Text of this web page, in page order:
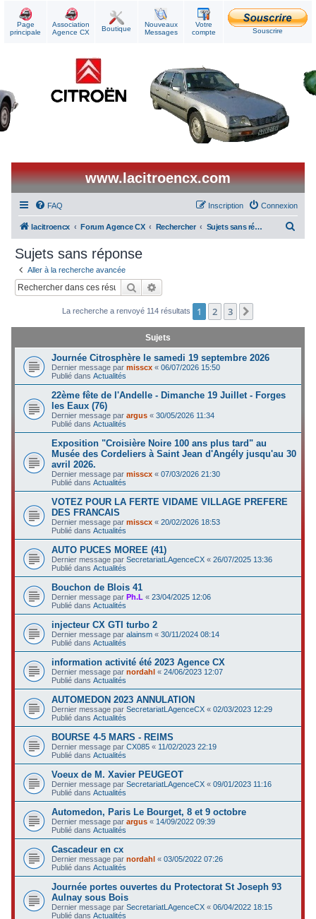
Page
principale
Association
Agence CX
Boutique
Nouveaux
Messages
Votre
compte
Souscrire
www.lacitroencx.com
FAQ Connexion
Inscription
lacitroencx Forum Agence CX Rechercher Sujets sans réponse
c
Sujets sans réponse
Aller à la recherche avancée
Rechercher
La recherche a renvoyé 114 résultats 1 2 3
Sujets
Journée Citrosphère le samedi 19 septembre 2026
Dernier message parmisscx «06/07/2026 15:50
Publié dansActualités
22ème fête de l'Andelle - Dimanche 19 Juillet - Forges
les Eaux (76)
Dernier message parargus «30/05/2026 11:34
Publié dansActualités
Exposition "Croisière Noire 100 ans plus tard" au
Musée des Cordeliers à Saint Jean d'Angély jusqu'au 30
avril 2026.
Dernier message parmisscx «07/03/2026 21:30
Publié dansActualités
VOTEZ POUR LA FERTE VIDAME VILLAGE PREFERE
DES FRANCAIS
Dernier message parmisscx «20/02/2026 18:53
Publié dansActualités
AUTO PUCES MOREE (41)
Dernier message parSecretariatLAgenceCX «26/07/2025 13:36
Publié dansActualités
Bouchon de Blois 41
Dernier message parPh.L «23/04/2025 12:06
Publié dansActualités
injecteur CX GTI turbo 2
Dernier message paralainsm «30/11/2024 08:14
Publié dansActualités
information activité été 2023 Agence CX
Dernier message parnordahl «24/06/2023 12:07
Publié dansActualités
AUTOMEDON 2023 ANNULATION
Dernier message parSecretariatLAgenceCX «02/03/2023 12:29
Publié dansActualités
BOURSE 4-5 MARS - REIMS
Dernier message parCX085 « 11/02/2023 22:19
Publié dansActualités
Voeux de M. Xavier PEUGEOT
Dernier message parSecretariatLAgenceCX «09/01/2023 11:16
Publié dansActualités
Automedon, Paris Le Bourget, 8 et 9 octobre
Dernier message parargus « 14/09/2022 09:39
Publié dansActualités
Cascadeur en cx
Dernier message parnordahl «03/05/2022 07:26
Publié dansActualités
Journée portes ouvertes du Protectorat St Joseph 93
Aulnay sous Bois
Dernier message parSecretariatLAgenceCX «06/04/2022 18:15
Publié dansActualités